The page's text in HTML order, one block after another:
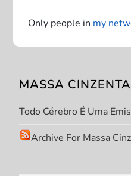
a
ã
o
d
e
Only people inmy
MASSA
Todo Cérebro É Uma
Archive For Massa